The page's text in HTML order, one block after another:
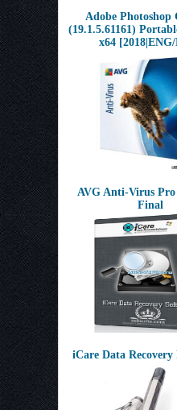
Adobe Photoshop
(19.1.5.61161)
x64 [2018|ENG/
AVG Anti-Virus Pro
Final
iCare Data Recovery